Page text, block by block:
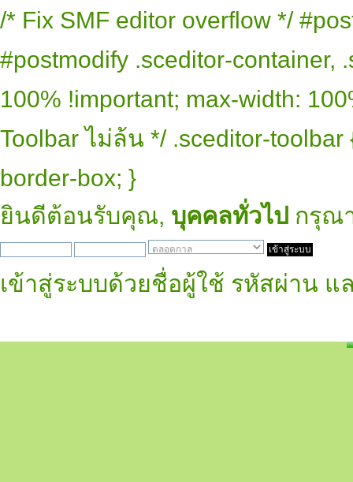
/* Fix SMF editor overflow */
#postmodify .sceditor-container,
100% !important; max-width:
Toolbar ไม่ล้น */ .sceditor-
border-box; }
ยินดีต้อนรับคุณ, บุคคลทั่วไป กรุณ
เข้าสู่ระบบด้วยชื่อผู้ใช้ รหัสผ่าน แ